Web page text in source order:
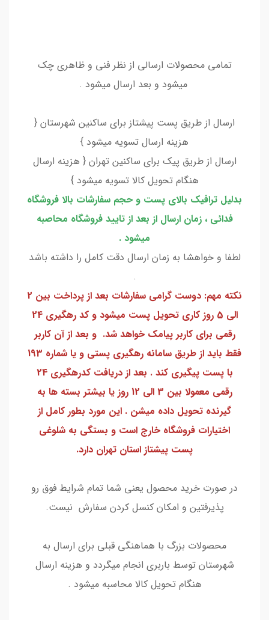
تمامی محصولات ارسالی از نظر فنی و ظاهری چک
میشود و بعد ارسال میشود .
ارسال از طریق پست پیشتاز برای ساکنین شهرستان {
هزینه ارسال تسویه میشود }
ارسال از طریق پیک برای ساکنین تهران { هزینه ارسال
هنگام تحویل کالا تسویه میشود }
بدلیل ترافیک بالای پست و حجم سفارشات بالا فروشگاه
فدائی ، زمان ارسال از بعد از تایید فروشگاه محاصبه
میشود .
لطفا و خواهشا به زمان ارسال دقت کامل را داشته باشد
.
نکته مهم: دوست گرامی سفارشات بعد از پرداخت بین 2
الی 5 روز کاری تحویل پست میشود و کد رهگیری 24
رقمی برای کاربر پیامک خواهد شد. و بعد از آن کاربر
فقط باید از طریق سامانه رهگیری پستی و یا شماره 193
با پست پیگیری کند . بعد از دریافت کدرهگیری 24
رقمی معمولا بین 3 الی 12 روز یا بیشتر بسته ها به
گیرنده تحویل داده میشن . این مورد بطور کامل از
اختیارات فروشگاه خارج است و بستگی به شلوغی
پست پیشتاز استان تهران دارد.
در صورت خرید محصول یعنی شما تمام شرایط فوق رو
پذیرفتین و امکان کنسل کردن سفارش نیست.
محصولات بزرگ با هماهنگی قبلی برای ارسال به
شهرستان توسط باربری انجام میگردد و هزینه ارسال
هنگام تحویل کالا محاسبه میشود .